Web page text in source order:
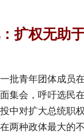
扩权无助
批青年团体成员
集会，呼吁选民
中对扩大总统职
两种政体最大的